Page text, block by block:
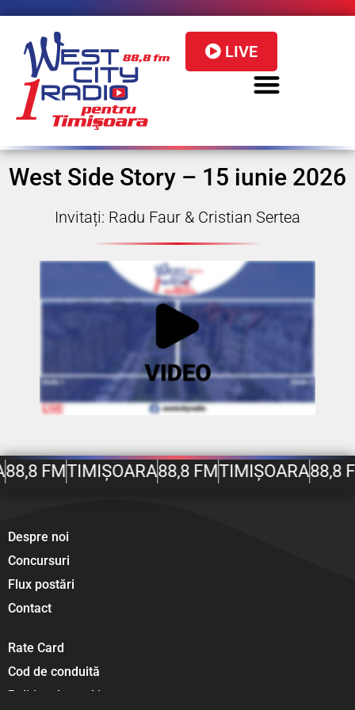
LIVE
West Side Story – 15 iunie 2026
Invitați: Radu Faur & Cristian Sertea
88,8 FMTIMIȘOARA88,8 FMTIMIȘOARA88,8
Despre noi
Concursuri
Flux postări
Contact
Rate Card
Cod de conduită
Politica de cookies